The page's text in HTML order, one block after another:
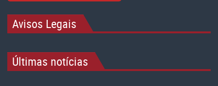
Avisos Legais
Últimas notícias